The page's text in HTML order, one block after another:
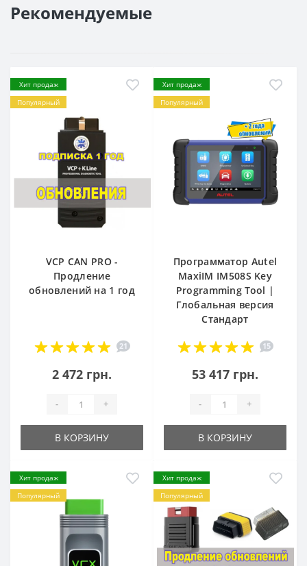
Рекомендуемые
Хит продаж
Популярный
VCP CAN PRO -
Продление
обновлений на 1 год
21
2 472 грн.
- +
В КОРЗИНУ
Хит продаж
Популярный
Программатор Autel
MaxiIM IM508S Key
Programming Tool |
Глобальная версия
Стандарт
15
53 417 грн.
- +
В КОРЗИНУ
Хит продаж
Популярный
Хит продаж
Популярный